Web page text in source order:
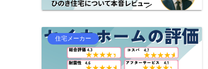
住宅メーカー